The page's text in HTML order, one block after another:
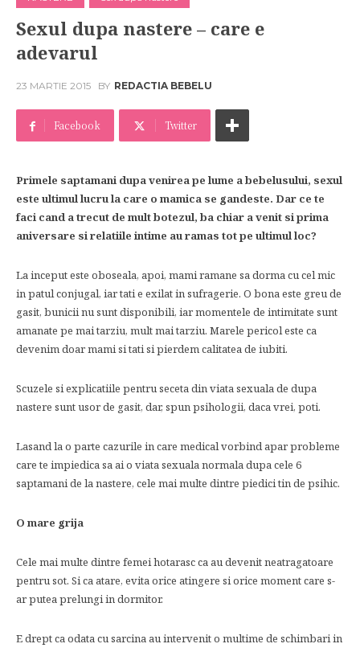
Sexul dupa nastere – care e
adevarul
23 MARTIE 2015 BY REDACTIA BEBELU
Facebook Twitter
Primele saptamani dupa venirea pe lume a bebelusului, sexul
este ultimul lucru la care o mamica se gandeste. Dar ce te
faci cand a trecut de mult botezul, ba chiar a venit si prima
aniversare si relatiile intime au ramas tot pe ultimul loc?
La inceput este oboseala, apoi, mami ramane sa dorma cu cel mic
in patul conjugal, iar tati e exilat in sufragerie. O bona este greu de
gasit, bunicii nu sunt disponibili, iar momentele de intimitate sunt
amanate pe mai tarziu, mult mai tarziu. Marele pericol este ca
devenim doar mami si tati si pierdem calitatea de iubiti.
Scuzele si explicatiile pentru seceta din viata sexuala de dupa
nastere sunt usor de gasit, dar, spun psihologii, daca vrei, poti.
Lasand la o parte cazurile in care medical vorbind apar probleme
care te impiedica sa ai o viata sexuala normala dupa cele 6
saptamani de la nastere, cele mai multe dintre piedici tin de psihic.
O mare grija
Cele mai multe dintre femei hotarasc ca au devenit neatragatoare
pentru sot. Si ca atare, evita orice atingere si orice moment care s-
ar putea prelungi in dormitor.
E drept ca odata cu sarcina au intervenit o multime de schimbari in